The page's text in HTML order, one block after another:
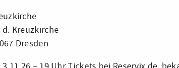
d. Kreuzkirche
Dresden